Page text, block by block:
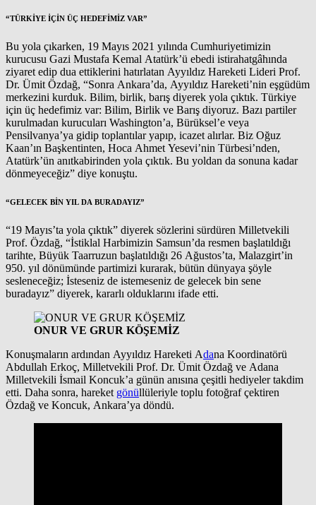
“TÜRKİYE İÇİN ÜÇ HEDEFİMİZ VAR”
Bu yola çıkarken, 19 Mayıs 2021 yılında Cumhuriyetimizin
kurucusu Gazi Mustafa Kemal Atatürk’ü ebedi istirahatgâhında
ziyaret edip dua ettiklerini hatırlatan Ayyıldız Hareketi Lideri Prof.
Dr. Ümit Özdağ, “Sonra Ankara’da, Ayyıldız Hareketi’nin eşgüdüm
merkezini kurduk. Bilim, birlik, barış diyerek yola çıktık. Türkiye
için üç hedefimiz var: Bilim, Birlik ve Barış diyoruz. Bazı partiler
kurulmadan kurucuları Washington’a, Bürüksel’e veya
Pensilvanya’ya gidip toplantılar yapıp, icazet alırlar. Biz Oğuz
Kaan’ın Başkentinten, Hoca Ahmet Yesevi’nin Türbesi’nden,
Atatürk’ün anıtkabirinden yola çıktık. Bu yoldan da sonuna kadar
dönmeyeceğiz” diye konuştu.
“GELECEK BİN YIL DA BURADAYIZ”
“19 Mayıs’ta yola çıktık” diyerek sözlerini sürdüren Milletvekili
Prof. Özdağ, “İstiklal Harbimizin Samsun’da resmen başlatıldığı
tarihte, Büyük Taarruzun başlatıldığı 26 Ağustos’ta, Malazgirt’in
950. yıl dönümünde partimizi kurarak, bütün dünyaya şöyle
sesleneceğiz; İsteseniz de istemeseniz de gelecek bin sene
buradayız” diyerek, kararlı olduklarını ifade etti.
ONUR VE GRUR KÖŞEMİZ
Konuşmaların ardından Ayyıldız Hareketi Adana Koordinatörü
Abdullah Erkoç, Milletvekili Prof. Dr. Ümit Özdağ ve Adana
Milletvekili İsmail Koncuk’a günün anısına çeşitli hediyeler takdim
etti. Daha sonra, hareket gönüllüleriyle toplu fotoğraf çektiren
Özdağ ve Koncuk, Ankara’ya döndü.